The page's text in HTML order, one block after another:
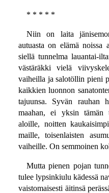
* * * * *
Niin on laita
autuasta on elämä noissa
siellä tunnelma lauantai-
västäräkki vielä
vaiheilla ja salotöllin pieni
kaikkien luonnon
tajuunsa. Syvän rauhan
maahan, ei yksin tämän
aloille, noitten
maille, toisenlaisten
vaiheille. On semmoinen
Mutta pienen pojan
tulee lypsinkiulu kädessä
vaistomaisesti äitinsä